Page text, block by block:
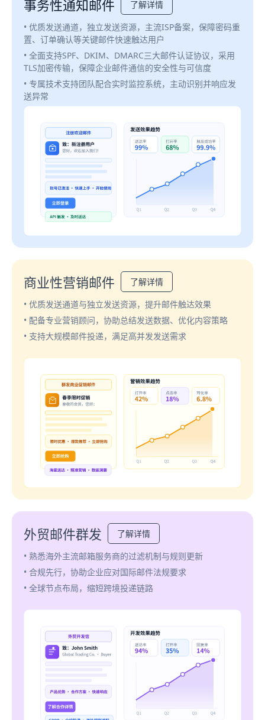
事务性通知邮件
了解详情
• 优质发送通道，独立发送资源，主流ISP备案，保障密码重
置、订单确认等关键邮件快速触达用户
• 全面支持SPF、DKIM、DMARC三大邮件认证协议，采用
TLS加密传输，保障企业邮件通信的安全性与可信度
• 专属技术支持团队配合实时监控系统，主动识别并响应发
送异常
商业性营销邮件
了解详情
• 优质发送通道与独立发送资源，提升邮件触达效果
• 配备专业营销顾问，协助总结发送数据、优化内容策略
• 支持大规模邮件投递，满足高并发发送需求
外贸邮件群发
了解详情
• 熟悉海外主流邮箱服务商的过滤机制与规则更新
• 合规先行，协助企业应对国际邮件法规要求
• 全球节点布局，缩短跨境投递链路